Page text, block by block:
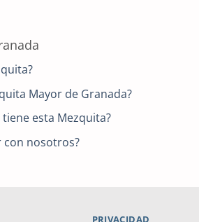
Mayor de Granada?
esta Mezquita?
con nosotros?
PRIVACIDAD